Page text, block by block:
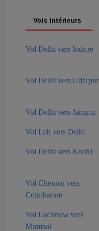
Vols Intérieurs
Vol Delhi vers Indore
Vol Delhi vers Udaipur
Vol Delhi vers Jammu
Vol Leh vers Delhi
Vol Delhi vers Kochi
Vol Chennai vers
Coimbatore
Vol Lucknow vers
Mumbai